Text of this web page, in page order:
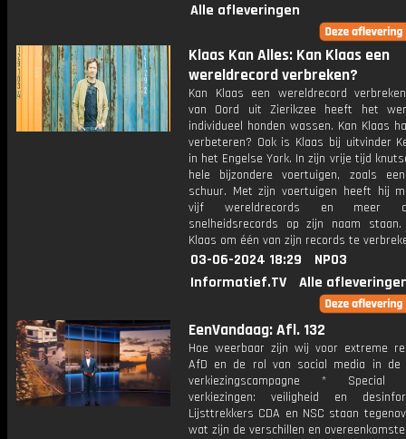
Alle afleveringen
Klaas Kan Alles: Kan Klaas een
wereldrecord verbreken?
Kan Klaas een wereldrecord
van Oord uit Zierikzee heeft het
individueel honden wassen. Kan Klaas
verbeteren? Ook is Klaas bij uitvinder
in het Engelse York. In zijn vrije tijd
hele bijzondere voertuigen, zoals
schuur. Met zijn voertuigen heeft hij
vijf wereldrecords en meer
snelheidsrecords op zijn naam
Klaas om één van zijn records te
03-06-2024 18:29
NPO3
Informatief.TV
Alle
EenVandaag: Afl. 132
Hoe weerbaar zijn wij voor extreme
AfD en de rol van social media in de
verkiezingscampagne * Special
verkiezingen: veiligheid en
Lijsttrekkers CDA en NSC staan
wat zijn de verschillen en